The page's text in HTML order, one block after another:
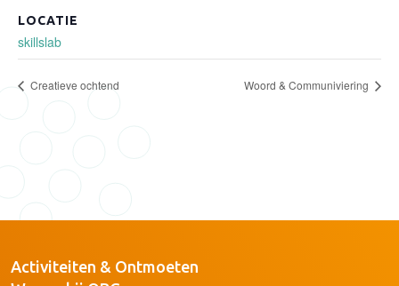
LOCATIE
skillslab
Creatieve ochtend Woord & Communiviering
Activiteiten & Ontmoeten